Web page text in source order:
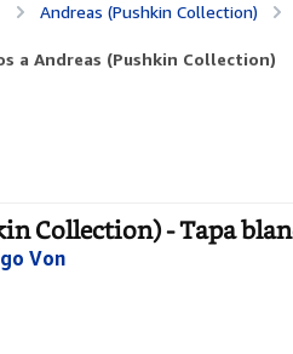
Andreas (Pushkin Collection)
a Andreas (Pushkin Collection)
Collection) - Tapa
Von